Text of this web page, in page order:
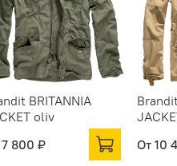
BRITANNIA
oliv
7 800 ₽
От 10